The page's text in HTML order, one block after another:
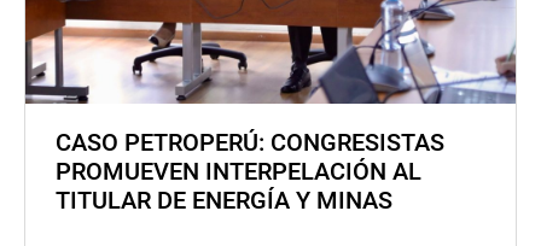
CASO PETROPERÚ: CONGRESISTAS
PROMUEVEN INTERPELACIÓN AL
TITULAR DE ENERGÍA Y MINAS